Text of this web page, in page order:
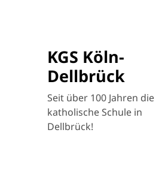
KGS Köln-
Dellbrück
Seit über 100 Jahren die
katholische Schule in
Dellbrück!